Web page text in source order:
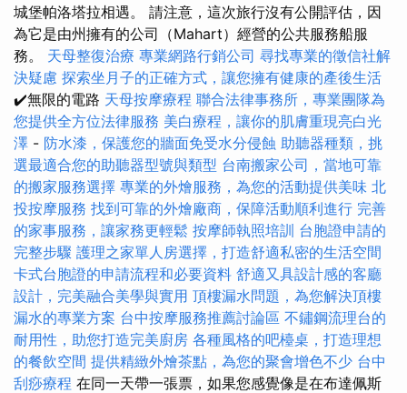
城堡帕洛塔拉相遇。 請注意，這次旅行沒有公開評估，因
為它是由州擁有的公司（Mahart）經營的公共服務船服
務。 天母整復治療 專業網路行銷公司 尋找專業的徵信社解
決疑慮 探索坐月子的正確方式，讓您擁有健康的產後生活
✔️無限的電路 天母按摩療程 聯合法律事務所，專業團隊為
您提供全方位法律服務 美白療程，讓你的肌膚重現亮白光
澤 - 防水漆，保護您的牆面免受水分侵蝕 助聽器種類，挑
選最適合您的助聽器型號與類型 台南搬家公司，當地可靠
的搬家服務選擇 專業的外燴服務，為您的活動提供美味 北
投按摩服務 找到可靠的外燴廠商，保障活動順利進行 完善
的家事服務，讓家務更輕鬆 按摩師執照培訓 台胞證申請的
完整步驟 護理之家單人房選擇，打造舒適私密的生活空間
卡式台胞證的申請流程和必要資料 舒適又具設計感的客廳
設計，完美融合美學與實用 頂樓漏水問題，為您解決頂樓
漏水的專業方案 台中按摩服務推薦討論區 不鏽鋼流理台的
耐用性，助您打造完美廚房 各種風格的吧檯桌，打造理想
的餐飲空間 提供精緻外燴茶點，為您的聚會增色不少 台中
刮痧療程 在同一天帶一張票，如果您感覺像是在布達佩斯